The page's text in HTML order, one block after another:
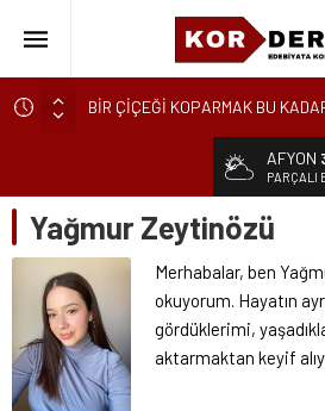
BİR ÇİÇEĞİ KOPARMAK BU
KÜRESEL ENGEREK
YUVANIN TA KENDİSİ
GÜNCELLEME
KARALAMALAR
SÖZDE KALANLAR
LEYLA, AŞKIN ÖZNESİDİR
YIKILMAYAN GENÇLİK
AFYON
PARÇALI
Yağmur Zeytinözü
Merhabalar, ben
okuyorum. Hayatın
gördüklerimi,
aktarmaktan keyif